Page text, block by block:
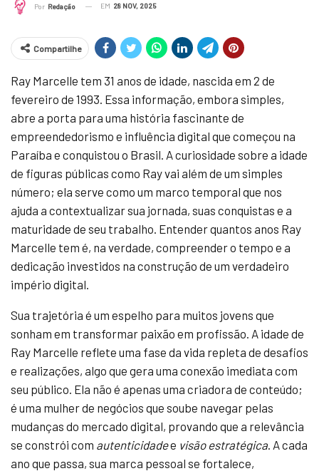
Por Redação EM 28 NOV, 2025
Compartilhe
Ray Marcelle tem 31 anos de idade, nascida em 2 de
fevereiro de 1993. Essa informação, embora simples,
abre a porta para uma história fascinante de
empreendedorismo e influência digital que começou na
Paraíba e conquistou o Brasil. A curiosidade sobre a idade
de figuras públicas como Ray vai além de um simples
número; ela serve como um marco temporal que nos
ajuda a contextualizar sua jornada, suas conquistas e a
maturidade de seu trabalho. Entender quantos anos Ray
Marcelle tem é, na verdade, compreender o tempo e a
dedicação investidos na construção de um verdadeiro
império digital.
Sua trajetória é um espelho para muitos jovens que
sonham em transformar paixão em profissão. A idade de
Ray Marcelle reflete uma fase da vida repleta de desafios
e realizações, algo que gera uma conexão imediata com
seu público. Ela não é apenas uma criadora de conteúdo;
é uma mulher de negócios que soube navegar pelas
mudanças do mercado digital, provando que a relevância
se constrói com autenticidadee visão estratégica. A cada
ano que passa, sua marca pessoal se fortalece,